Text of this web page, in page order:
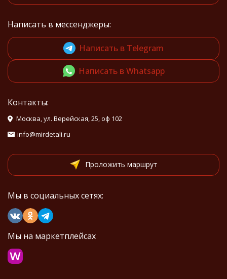
Написать в мессенджеры:
Написать в Telegram
Написать в Whatsapp
Контакты:
Москва, ул. Верейская, 25, оф 102
info@mirdetali.ru
Проложить маршрут
Мы в социальных сетях:
Мы на маркетплейсах